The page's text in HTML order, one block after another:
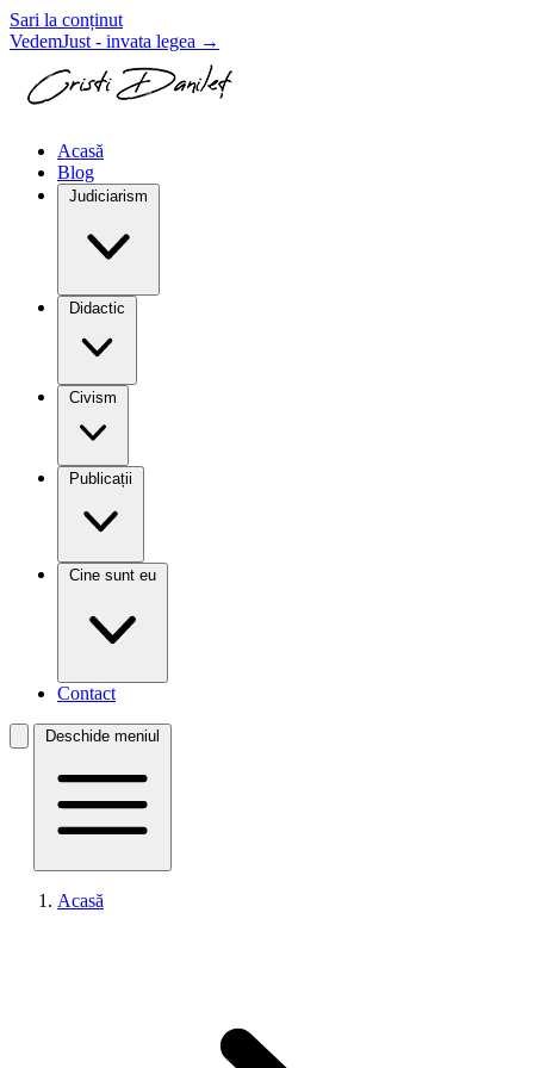
Sari la conținut
VedemJust - invata legea →
Acasă
Blog
Judiciarism
Didactic
Civism
Publicații
Cine sunt eu
Contact
Deschide meniul
Acasă